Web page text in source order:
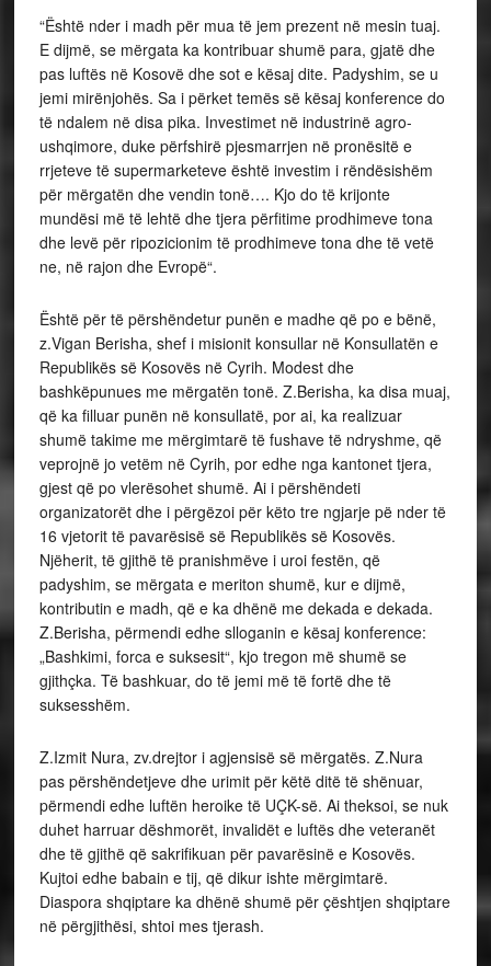
“Është nder i madh për mua të jem prezent në mesin tuaj.
E dijmë, se mërgata ka kontribuar shumë para, gjatë dhe
pas luftës në Kosovë dhe sot e kësaj dite. Padyshim, se u
jemi mirënjohës. Sa i përket temës së kësaj konference do
të ndalem në disa pika. Investimet në industrinë agro-
ushqimore, duke përfshirë pjesmarrjen në pronësitë e
rrjeteve të supermarketeve është investim i rëndësishëm
për mërgatën dhe vendin tonë…. Kjo do të krijonte
mundësi më të lehtë dhe tjera përfitime prodhimeve tona
dhe levë për ripozicionim të prodhimeve tona dhe të vetë
ne, në rajon dhe Evropë“.
Është për të përshëndetur punën e madhe që po e bënë,
z.Vigan Berisha, shef i misionit konsullar në Konsullatën e
Republikës së Kosovës në Cyrih. Modest dhe
bashkëpunues me mërgatën tonë. Z.Berisha, ka disa muaj,
që ka filluar punën në konsullatë, por ai, ka realizuar
shumë takime me mërgimtarë të fushave të ndryshme, që
veprojnë jo vetëm në Cyrih, por edhe nga kantonet tjera,
gjest që po vlerësohet shumë. Ai i përshëndeti
organizatorët dhe i përgëzoi për këto tre ngjarje pë nder të
16 vjetorit të pavarësisë së Republikës së Kosovës.
Njëherit, të gjithë të pranishmëve i uroi festën, që
padyshim, se mërgata e meriton shumë, kur e dijmë,
kontributin e madh, që e ka dhënë me dekada e dekada.
Z.Berisha, përmendi edhe slloganin e kësaj konference:
„Bashkimi, forca e suksesit“, kjo tregon më shumë se
gjithçka. Të bashkuar, do të jemi më të fortë dhe të
suksesshëm.
Z.Izmit Nura, zv.drejtor i agjensisë së mërgatës. Z.Nura
pas përshëndetjeve dhe urimit për këtë ditë të shënuar,
përmendi edhe luftën heroike të UÇK-së. Ai theksoi, se nuk
duhet harruar dëshmorët, invalidët e luftës dhe veteranët
dhe të gjithë që sakrifikuan për pavarësinë e Kosovës.
Kujtoi edhe babain e tij, që dikur ishte mërgimtarë.
Diaspora shqiptare ka dhënë shumë për çështjen shqiptare
në përgjithësi, shtoi mes tjerash.